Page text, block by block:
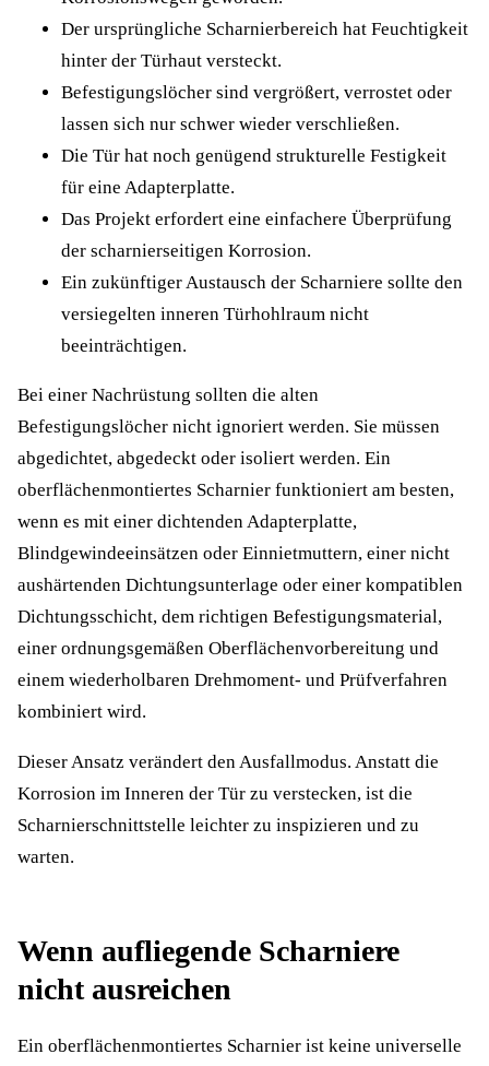
Der ursprüngliche Scharnierbereich hat Feuchtigkeit
hinter der Türhaut versteckt.
Befestigungslöcher sind vergrößert, verrostet oder
lassen sich nur schwer wieder verschließen.
Die Tür hat noch genügend strukturelle Festigkeit
für eine Adapterplatte.
Das Projekt erfordert eine einfachere Überprüfung
der scharnierseitigen Korrosion.
Ein zukünftiger Austausch der Scharniere sollte den
versiegelten inneren Türhohlraum nicht
beeinträchtigen.
Bei einer Nachrüstung sollten die alten
Befestigungslöcher nicht ignoriert werden. Sie müssen
abgedichtet, abgedeckt oder isoliert werden. Ein
oberflächenmontiertes Scharnier funktioniert am besten,
wenn es mit einer dichtenden Adapterplatte,
Blindgewindeeinsätzen oder Einnietmuttern, einer nicht
aushärtenden Dichtungsunterlage oder einer kompatiblen
Dichtungsschicht, dem richtigen Befestigungsmaterial,
einer ordnungsgemäßen Oberflächenvorbereitung und
einem wiederholbaren Drehmoment- und Prüfverfahren
kombiniert wird.
Dieser Ansatz verändert den Ausfallmodus. Anstatt die
Korrosion im Inneren der Tür zu verstecken, ist die
Scharnierschnittstelle leichter zu inspizieren und zu
warten.
Wenn aufliegende Scharniere
nicht ausreichen
Ein oberflächenmontiertes Scharnier ist keine universelle